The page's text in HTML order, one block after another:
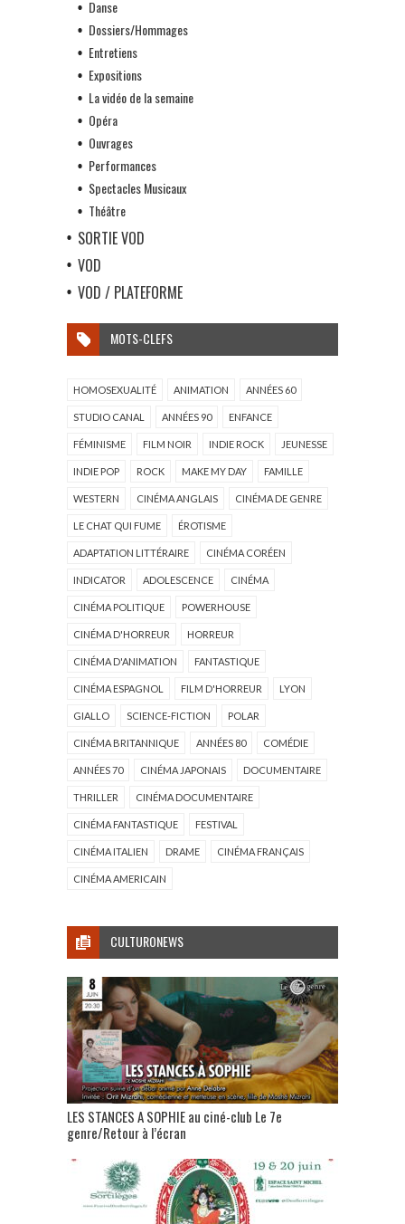
Danse
Dossiers/Hommages
Entretiens
Expositions
La vidéo de la semaine
Opéra
Ouvrages
Performances
Spectacles Musicaux
Théâtre
SORTIE VOD
VOD
VOD / PLATEFORME
MOTS-CLEFS
HOMOSEXUALITÉ ANIMATION ANNÉES 60
STUDIO CANAL ANNÉES 90 ENFANCE
FÉMINISME FILM NOIR INDIE ROCK JEUNESSE
INDIE POP ROCK MAKE MY DAY FAMILLE
WESTERN CINÉMA ANGLAIS CINÉMA DE GENRE
LE CHAT QUI FUME ÉROTISME
ADAPTATION LITTÉRAIRE CINÉMA CORÉEN
INDICATOR ADOLESCENCE CINÉMA
CINÉMA POLITIQUE POWERHOUSE
CINÉMA D'HORREUR HORREUR
CINÉMA D'ANIMATION FANTASTIQUE
CINÉMA ESPAGNOL FILM D'HORREUR LYON
GIALLO SCIENCE-FICTION POLAR
CINÉMA BRITANNIQUE ANNÉES 80 COMÉDIE
ANNÉES 70 CINÉMA JAPONAIS DOCUMENTAIRE
THRILLER CINÉMA DOCUMENTAIRE
CINÉMA FANTASTIQUE FESTIVAL
CINÉMA ITALIEN DRAME CINÉMA FRANÇAIS
CINÉMA AMERICAIN
CULTURONEWS
LES STANCES A SOPHIE au ciné-club Le 7e
genre/Retour à l’écran